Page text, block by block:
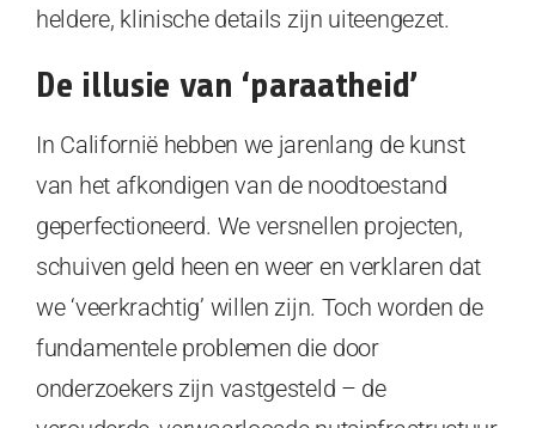
heldere, klinische details zijn uiteengezet.
De illusie van ‘paraatheid’
In Californië hebben we jarenlang de kunst
van het afkondigen van de noodtoestand
geperfectioneerd. We versnellen projecten,
schuiven geld heen en weer en verklaren dat
we ‘veerkrachtig’ willen zijn. Toch worden de
fundamentele problemen die door
onderzoekers zijn vastgesteld – de